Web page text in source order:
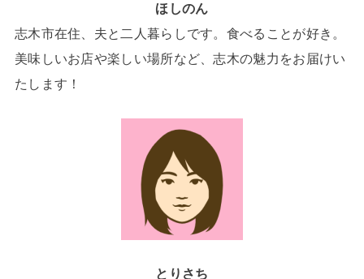
ほしのん
志木市在住、夫と二人暮らしです。食べることが好き。
美味しいお店や楽しい場所など、志木の魅力をお届けい
たします！
とりさち